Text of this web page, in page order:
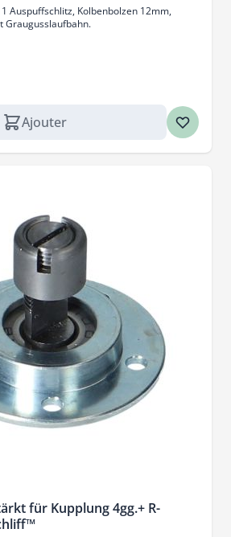
Auspuffschlitz, Kolbenbolzen 12mm,
Graugusslaufbahn.
Ajouter
für Kupplung 4gg.+ R-